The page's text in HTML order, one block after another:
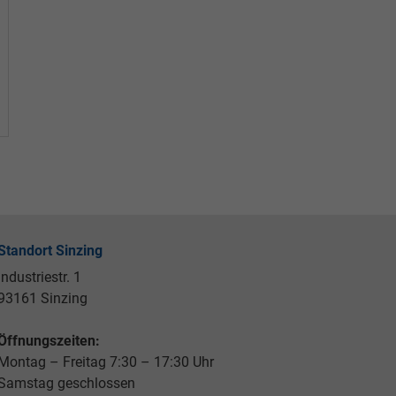
Sinzing
1
Sinzing
– Freitag 7:30 – 17:30 Uhr
geschlossen